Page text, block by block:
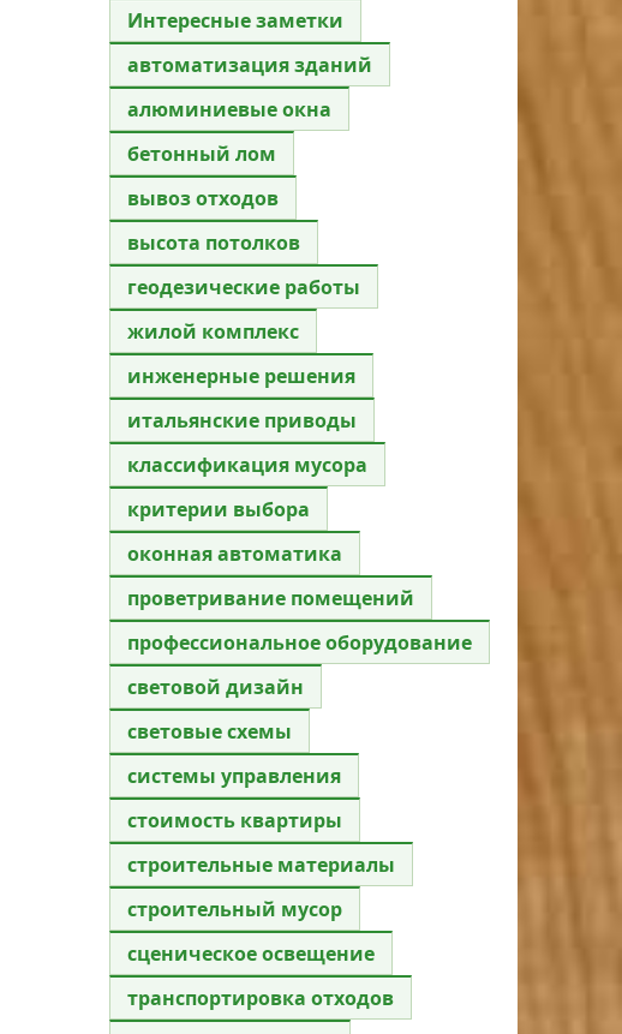
Интересные заметки
автоматизация зданий
алюминиевые окна
бетонный лом
вывоз отходов
высота потолков
геодезические работы
жилой комплекс
инженерные решения
итальянские приводы
классификация мусора
критерии выбора
оконная автоматика
проветривание помещений
профессиональное оборудование
световой дизайн
световые схемы
системы управления
стоимость квартиры
строительные материалы
строительный мусор
сценическое освещение
транспортировка отходов